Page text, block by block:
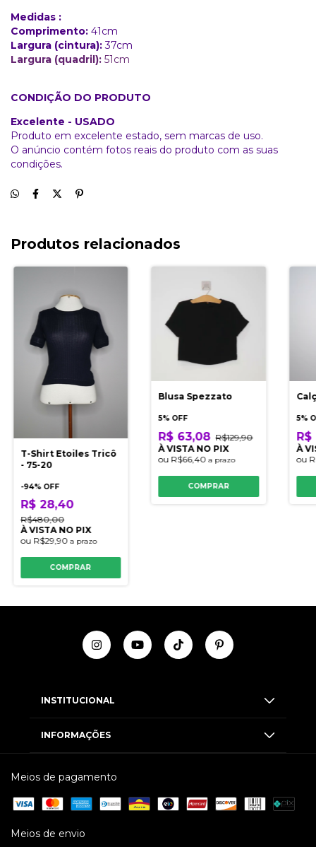
Medidas :
Comprimento: 41cm
Largura (cintura):37cm
Largura (quadril): 51cm
CONDIÇÃO DO PRODUTO
Excelente - USADO
Produto em excelente estado, sem marcas de uso.
O anúncio contém fotos reais do produto com as suas
condições.
Produtos relacionados
T-Shirt Etoiles Tricô
- 75-20
-94% OFF
R$ 28,40
R$480,00
À VISTA NO PIX
ou R$29,90 a prazo
COMPRAR
Blusa Spezzato
5% OFF
R$ 63,08 R$129,90
À VISTA NO PIX
ou R$66,40a prazo
COMPRAR
5%
R$
À
ou
INSTITUCIONAL
INFORMAÇÕES
Meios de pagamento
Meios de envio